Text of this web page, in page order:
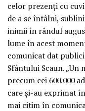
celor prezenți cu
de a se întâlni,
inimii în rândul
lume în acest
comunicat dat
Sfântului Scaun.
precum cei 600.000
care și-au exprimat
mai citim în